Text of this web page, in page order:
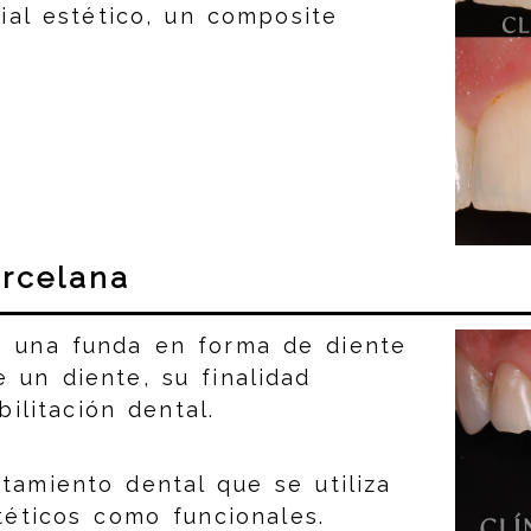
estético, un composite
una funda en forma de diente
un diente, su finalidad
dental.
dental que se utiliza
como funcionales.